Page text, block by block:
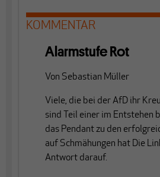
KOMMENTAR
Alarmstufe Rot
Von Sebastian Müller
Viele, die bei der AfD ihr
sind Teil einer im Entstehen
das Pendant zu den
auf Schmähungen hat Die
Antwort darauf.